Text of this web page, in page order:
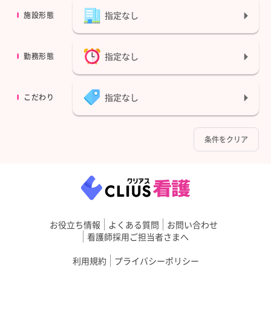
施設形態 指定なし
勤務形態 指定なし
こだわり 指定なし
条件をクリア
お役立ち情報 よくある質問
お問い合わせ
看護師採用ご担当者さまへ
利用規約
プライバシーポリシー